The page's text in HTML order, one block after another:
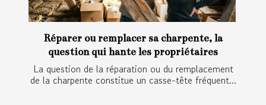
Réparer ou remplacer sa charpente, la
question qui hante les propriétaires
La question de la réparation ou du remplacement
de la charpente constitue un casse-tête fréquent...